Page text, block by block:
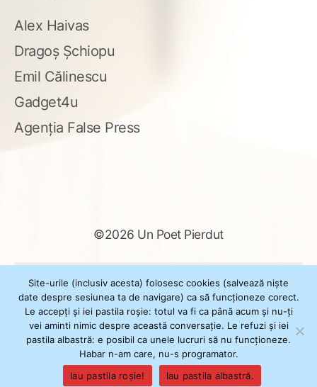
Alex Haivas
Dragoș Șchiopu
Emil Călinescu
Gadget4u
Agenția False Press
©2026 Un Poet Pierdut
după:
Powered byWordPress
ThemeXSimply by Il Jester
Site-urile (inclusiv acesta) folosesc cookies (salvează niște
date despre sesiunea ta de navigare) ca să funcționeze corect.
Le accepți și iei pastila roșie: totul va fi ca până acum și nu-ți
vei aminti nimic despre această conversație. Le refuzi și iei
pastila albastră: e posibil ca unele lucruri să nu funcționeze.
Habar n-am care, nu-s programator.
Iau pastila roșie!
Iau pastila albastră.